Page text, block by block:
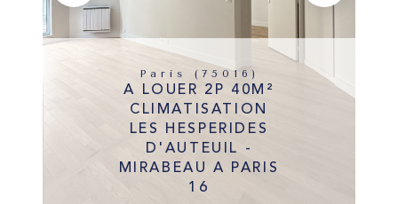
Paris (75016)
A LOUER 2P 40M²
CLIMATISATION
LES HESPERIDES
D'AUTEUIL -
MIRABEAU A PARIS
16